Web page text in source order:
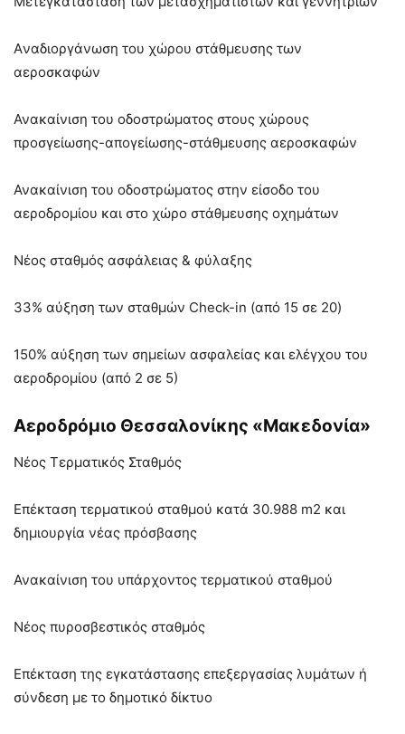
Aναδιοργάνωση του χώρου στάθμευσης των
αεροσκαφών
Ανακαίνιση του οδοστρώματος στους χώρους
προσγείωσης-απογείωσης-στάθμευσης αεροσκαφών
Ανακαίνιση του οδοστρώματος στην είσοδο του
αεροδρομίου και στο χώρο στάθμευσης οχημάτων
Νέος σταθμός ασφάλειας & φύλαξης
33% αύξηση των σταθμών Check-in (από 15 σε 20)
150% αύξηση των σημείων ασφαλείας και ελέγχου του
αεροδρομίου (από 2 σε 5)
Αεροδρόμιο Θεσσαλονίκης «Μακεδονία»
Νέος Τερματικός Σταθμός
Επέκταση τερματικού σταθμού κατά 30.988 m2 και
δημιουργία νέας πρόσβασης
Ανακαίνιση του υπάρχοντος τερματικού σταθμού
Νέος πυροσβεστικός σταθμός
Επέκταση της εγκατάστασης επεξεργασίας λυμάτων ή
σύνδεση με το δημοτικό δίκτυο